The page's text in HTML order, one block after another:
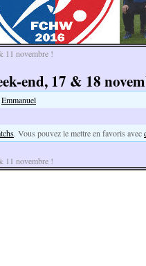
11 novembre !
end, 17 & 18
Emmanuel
. Vous pouvez le mettre en favoris avec
11 novembre !